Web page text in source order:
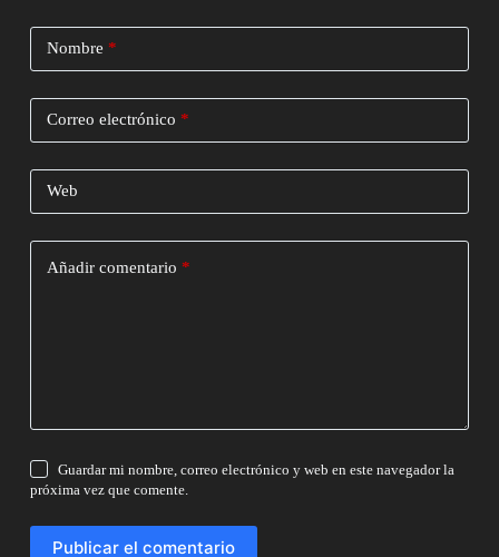
Nombre *
Correo electrónico *
Web
Añadir comentario *
Guardar mi nombre, correo electrónico y web en este navegador la
próxima vez que comente.
Publicar el comentario